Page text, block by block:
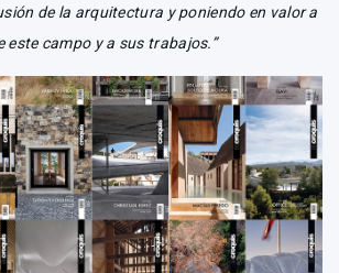
de la arquitectura y poniendo en valor a
este campo y a sus trabajos.”